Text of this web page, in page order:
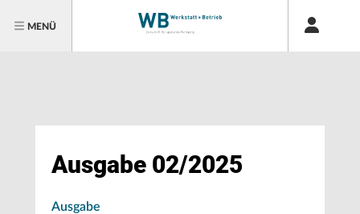
MENÜ
Ausgabe 02/2025
Ausgabe